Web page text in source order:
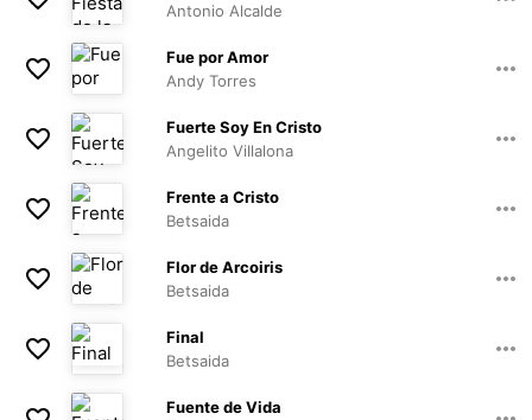
Antonio Alcalde
04:09
Fue por Amor
Andy Torres
05:05
Fuerte Soy En Cristo
Angelito Villalona
03:39
Frente a Cristo
Betsaida
03:59
Flor de Arcoiris
Betsaida
03:12
Final
Betsaida
06:12
Fuente de Vida